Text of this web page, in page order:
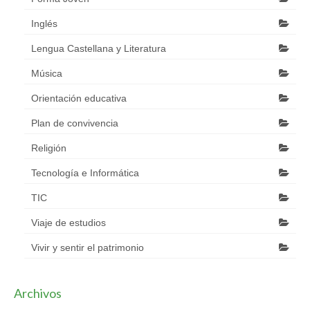
Inglés
Lengua Castellana y Literatura
Música
Orientación educativa
Plan de convivencia
Religión
Tecnología e Informática
TIC
Viaje de estudios
Vivir y sentir el patrimonio
Archivos